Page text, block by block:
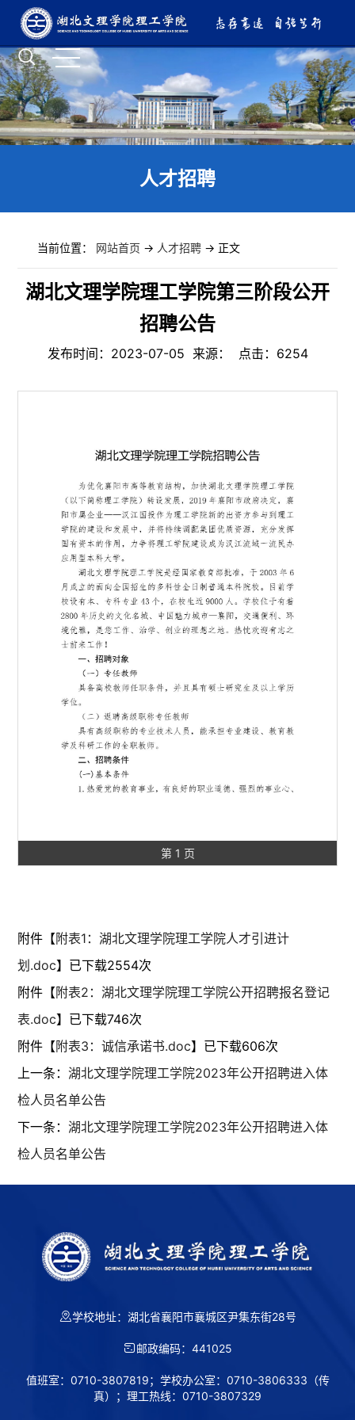
人才招聘
当前位置： 网站首页 -> 人才招聘 -> 正文
湖北文理学院理工学院第三阶段公开
招聘公告
发布时间：2023-07-05 来源： 点击： 6254
第 1 页
附件【附表1：湖北文理学院理工学院人才引进计
划.doc】已下载2554次
附件【附表2：湖北文理学院理工学院公开招聘报名登记
表.doc】已下载746次
附件【附表3：诚信承诺书.doc】已下载606次
上一条：湖北文理学院理工学院2023年公开招聘进入体
检人员名单公告
下一条：湖北文理学院理工学院2023年公开招聘进入体
检人员名单公告
学校地址：湖北省襄阳市襄城区尹集东街28号
邮政编码：441025
值班室：0710-3807819；学校办公室：0710-3806333（传
真）；理工热线：0710-3807329